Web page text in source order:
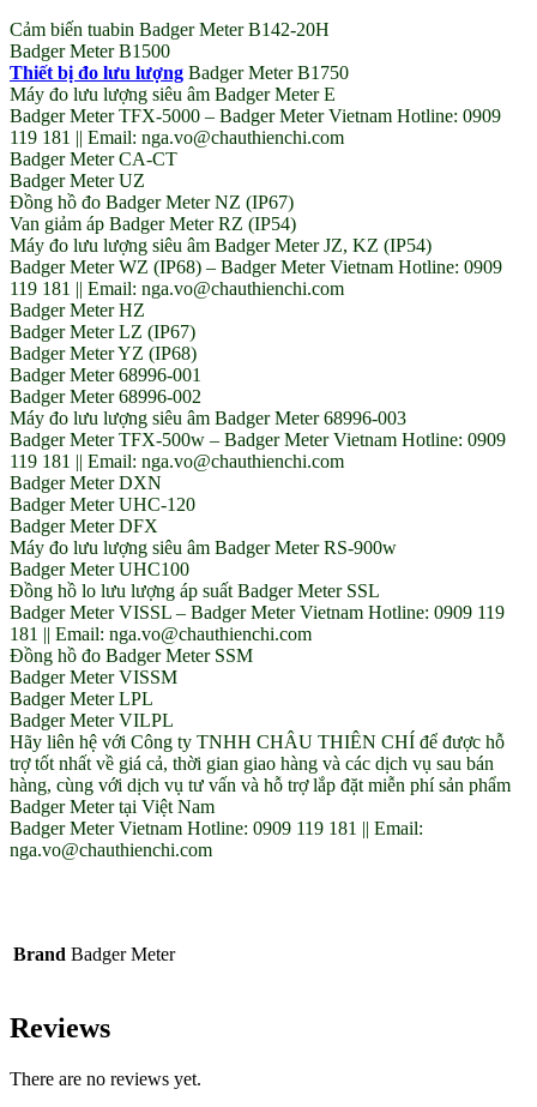
Cảm biến tuabin Badger Meter B142-20H
Badger Meter B1500
Thiết bị đo lưu lượng Badger Meter B1750
Máy đo lưu lượng siêu âm Badger Meter E
Badger Meter TFX-5000 – Badger Meter Vietnam Hotline: 0909
119 181 || Email: nga.vo@chauthienchi.com
Badger Meter CA-CT
Badger Meter UZ
Đồng hồ đo Badger Meter NZ (IP67)
Van giảm áp Badger Meter RZ (IP54)
Máy đo lưu lượng siêu âm Badger Meter JZ, KZ (IP54)
Badger Meter WZ (IP68) – Badger Meter Vietnam Hotline: 0909
119 181 || Email: nga.vo@chauthienchi.com
Badger Meter HZ
Badger Meter LZ (IP67)
Badger Meter YZ (IP68)
Badger Meter 68996-001
Badger Meter 68996-002
Máy đo lưu lượng siêu âm Badger Meter 68996-003
Badger Meter TFX-500w – Badger Meter Vietnam Hotline: 0909
119 181 || Email: nga.vo@chauthienchi.com
Badger Meter DXN
Badger Meter UHC-120
Badger Meter DFX
Máy đo lưu lượng siêu âm Badger Meter RS-900w
Badger Meter UHC100
Đồng hồ lo lưu lượng áp suất Badger Meter SSL
Badger Meter VISSL – Badger Meter Vietnam Hotline: 0909 119
181 || Email: nga.vo@chauthienchi.com
Đồng hồ đo Badger Meter SSM
Badger Meter VISSM
Badger Meter LPL
Badger Meter VILPL
Hãy liên hệ với Công ty TNHH CHÂU THIÊN CHÍ để được hỗ
trợ tốt nhất về giá cả, thời gian giao hàng và các dịch vụ sau bán
hàng, cùng với dịch vụ tư vấn và hỗ trợ lắp đặt miễn phí sản phẩm
Badger Meter tại Việt Nam
Badger Meter Vietnam Hotline: 0909 119 181 || Email:
nga.vo@chauthienchi.com
Brand Badger Meter
Reviews
There are no reviews yet.